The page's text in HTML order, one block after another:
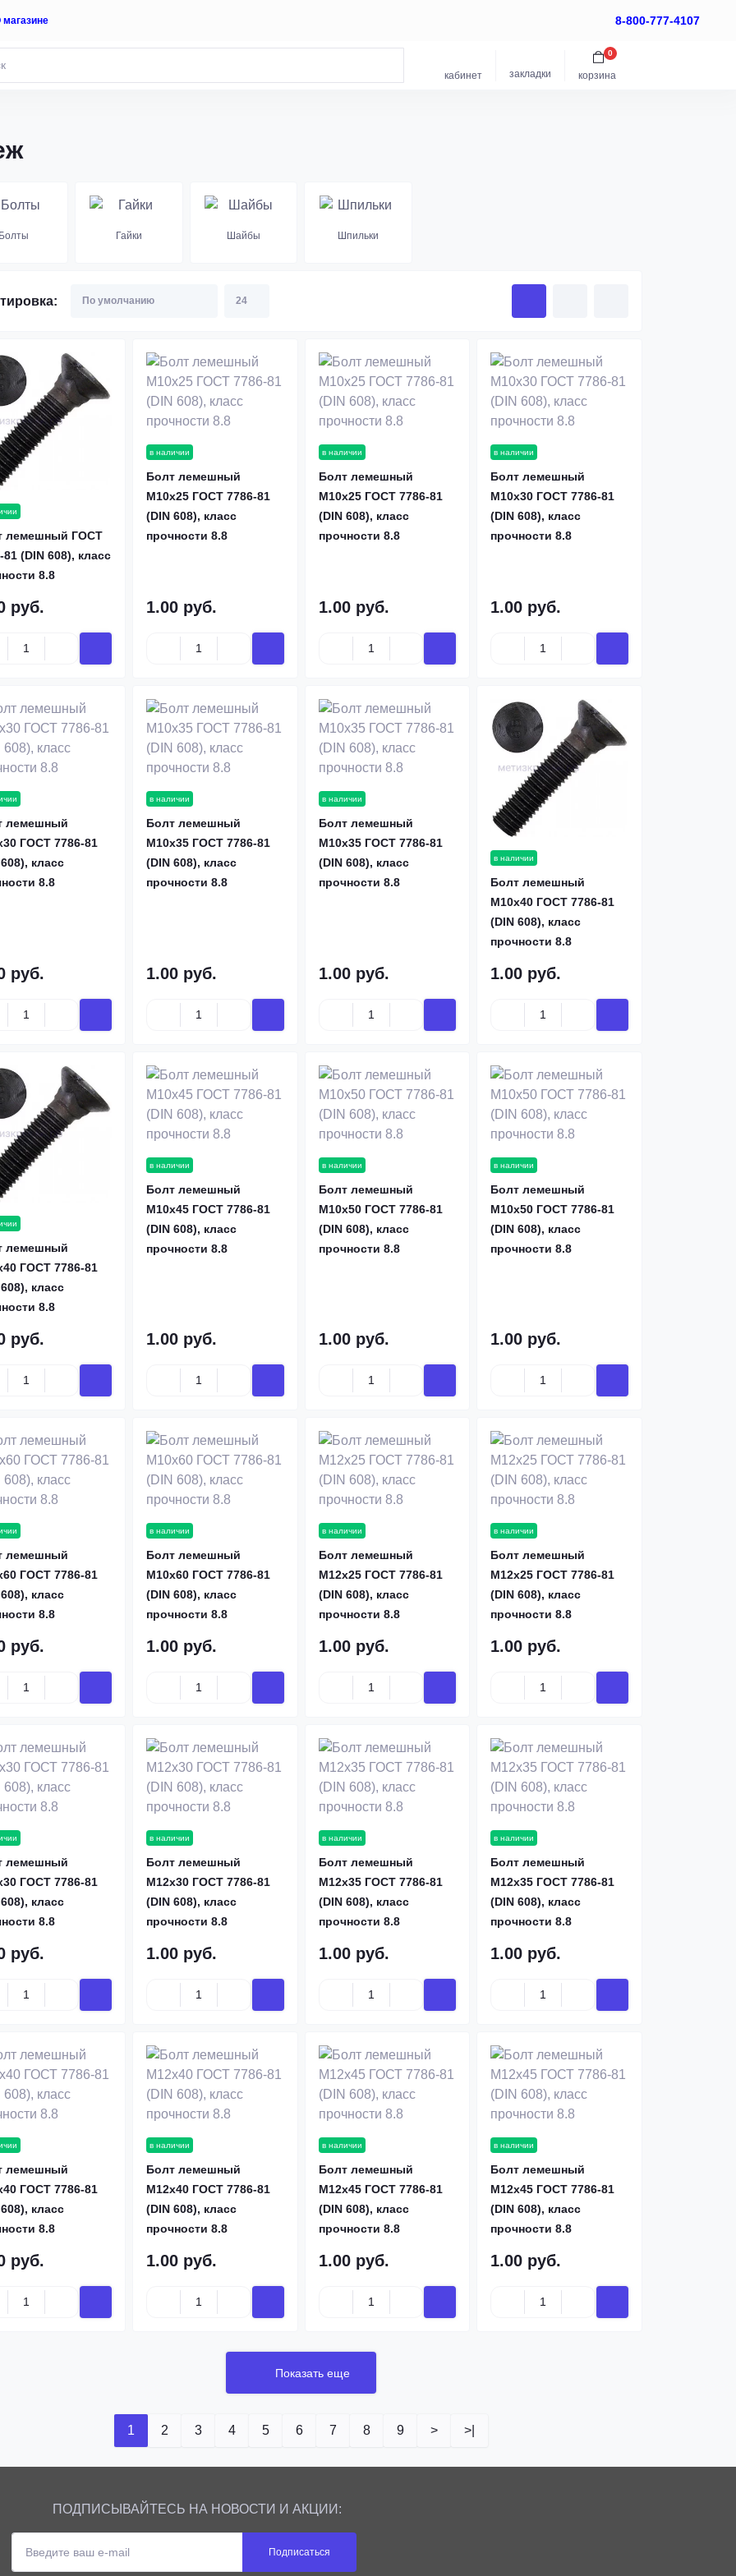
магазине 8-800-777-4107
кабинет закладки корзина
0
Болты Гайки Шайбы Шпильки
лемешный ГОСТ
81 (DIN 608), класс
8.8
руб.
в наличии
Болт лемешный
М10х25 ГОСТ 7786-81
(DIN 608), класс
прочности 8.8
1.00 руб.
в наличии
Болт лемешный
М10х25 ГОСТ 7786-81
(DIN 608), класс
прочности 8.8
1.00 руб.
в наличии
Болт лемешный
М10х30 ГОСТ 7786-81
(DIN 608), класс
прочности 8.8
1.00 руб.
лемешный
ГОСТ 7786-81
класс
8.8
руб.
в наличии
Болт лемешный
М10х35 ГОСТ 7786-81
(DIN 608), класс
прочности 8.8
1.00 руб.
в наличии
Болт лемешный
М10х35 ГОСТ 7786-81
(DIN 608), класс
прочности 8.8
1.00 руб.
в наличии
Болт лемешный
М10х40 ГОСТ 7786-81
(DIN 608), класс
прочности 8.8
1.00 руб.
лемешный
ГОСТ 7786-81
класс
8.8
руб.
в наличии
Болт лемешный
М10х45 ГОСТ 7786-81
(DIN 608), класс
прочности 8.8
1.00 руб.
в наличии
Болт лемешный
М10х50 ГОСТ 7786-81
(DIN 608), класс
прочности 8.8
1.00 руб.
в наличии
Болт лемешный
М10х50 ГОСТ 7786-81
(DIN 608), класс
прочности 8.8
1.00 руб.
лемешный
ГОСТ 7786-81
класс
8.8
руб.
в наличии
Болт лемешный
М10х60 ГОСТ 7786-81
(DIN 608), класс
прочности 8.8
1.00 руб.
в наличии
Болт лемешный
М12х25 ГОСТ 7786-81
(DIN 608), класс
прочности 8.8
1.00 руб.
в наличии
Болт лемешный
М12х25 ГОСТ 7786-81
(DIN 608), класс
прочности 8.8
1.00 руб.
лемешный
ГОСТ 7786-81
класс
8.8
руб.
в наличии
Болт лемешный
М12х30 ГОСТ 7786-81
(DIN 608), класс
прочности 8.8
1.00 руб.
в наличии
Болт лемешный
М12х35 ГОСТ 7786-81
(DIN 608), класс
прочности 8.8
1.00 руб.
в наличии
Болт лемешный
М12х35 ГОСТ 7786-81
(DIN 608), класс
прочности 8.8
1.00 руб.
лемешный
ГОСТ 7786-81
класс
8.8
руб.
в наличии
Болт лемешный
М12х40 ГОСТ 7786-81
(DIN 608), класс
прочности 8.8
1.00 руб.
в наличии
Болт лемешный
М12х45 ГОСТ 7786-81
(DIN 608), класс
прочности 8.8
1.00 руб.
в наличии
Болт лемешный
М12х45 ГОСТ 7786-81
(DIN 608), класс
прочности 8.8
1.00 руб.
Показать еще
1 2 3 4 5 6 7 8 9 > >|
ПОДПИСЫВАЙТЕСЬ НА НОВОСТИ И АКЦИИ:
Подписаться